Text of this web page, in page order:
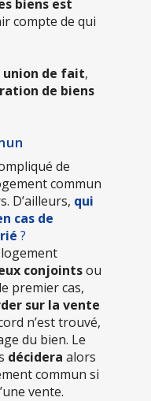
biens est
compte de qui
union de fait,
de biens
de
commun
D’ailleurs, qui
cas de
?
conjointsou
premier cas,
sur la vente
n’est trouvé,
du bien. Le
décidera alors
commun si
vente.